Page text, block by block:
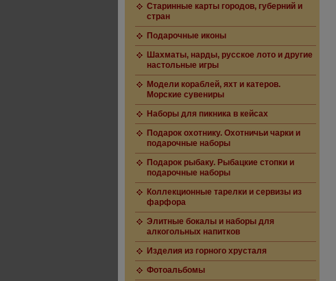
Старинные карты городов, губерний и
стран
Подарочные иконы
Шахматы, нарды, русское лото и другие
настольные игры
Модели кораблей, яхт и катеров.
Морские сувениры
Наборы для пикника в кейсах
Подарок охотнику. Охотничьи чарки и
подарочные наборы
Подарок рыбаку. Рыбацкие стопки и
подарочные наборы
Коллекционные тарелки и сервизы из
фарфора
Элитные бокалы и наборы для
алкогольных напитков
Изделия из горного хрусталя
Фотоальбомы